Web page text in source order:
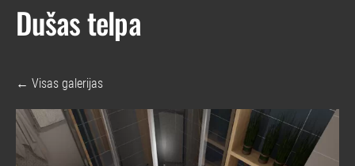
Dušas telpa
Visas galerijas